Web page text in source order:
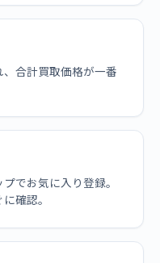
合計買取価格が一番
でお気に入り登録。
確認。